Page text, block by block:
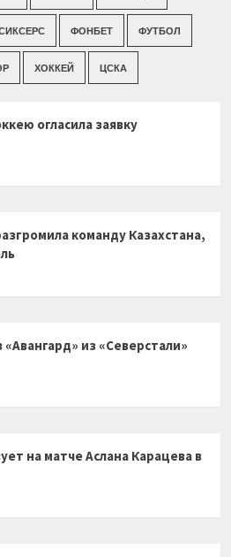
ФОНБЕТ ФУТБОЛ
ХОККЕЙ ЦСКА
огласила заявку
команду Казахстана,
из «Северстали»
на матче Аслана Карацева в